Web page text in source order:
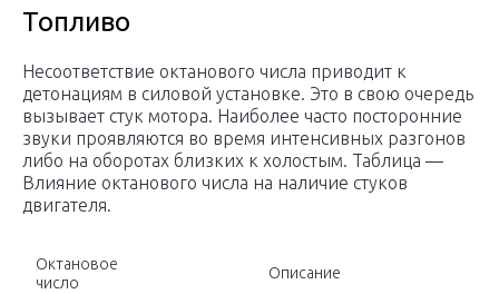
Топливо
Несоответствие октанового числа приводит к
детонациям в силовой установке. Это в свою очередь
вызывает стук мотора. Наиболее часто посторонние
звуки проявляются во время интенсивных разгонов
либо на оборотах близких к холостым. Таблица —
Влияние октанового числа на наличие стуков
двигателя.
Октановое
число
Описание